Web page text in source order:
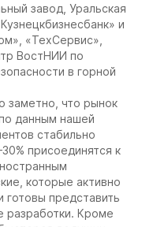
завод, Уральская
и
«ТехСервис»,
ВостНИИ по
в горной
заметно, что рынок
данным нашей
стабильно
присоединятся к
которые активно
представить
разработки. Кроме